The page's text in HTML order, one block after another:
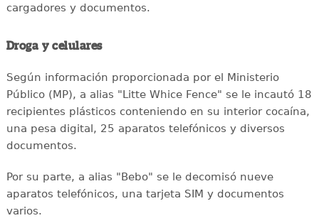
cargadores y documentos.
Droga y celulares
Según información proporcionada por el Ministerio
Público (MP), a alias "Litte Whice Fence" se le incautó 18
recipientes plásticos conteniendo en su interior cocaína,
una pesa digital, 25 aparatos telefónicos y diversos
documentos.
Por su parte, a alias "Bebo" se le decomisó nueve
aparatos telefónicos, una tarjeta SIM y documentos
varios.